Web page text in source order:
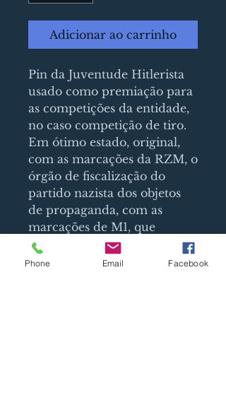
Adicionar ao carrinho
Pin da Juventude Hitlerista
usado como premiação para
as competições da entidade,
no caso competição de tiro.
Em ótimo estado, original,
com as marcações da RZM, o
órgão de fiscalização do
partido nazista dos objetos
de propaganda, com as
marcações de M1, que
detona a natureza do objeto,
e 66, o fabricante.
Phone Email Facebook